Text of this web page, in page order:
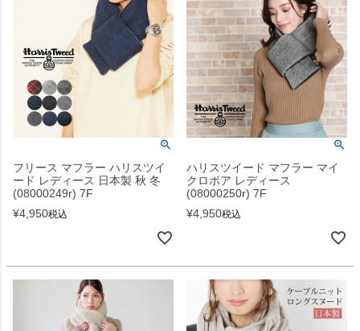
フリース マフラー ハリスツイ
ード レディース 日本製 秋 冬
(08000249r) 7F
¥4,950税込
ハリスツイード マフラー マイ
クロボア レディース
(08000250r) 7F
¥4,950税込